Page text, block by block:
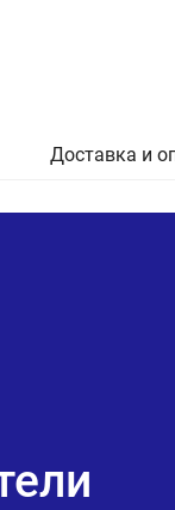
Доставка и